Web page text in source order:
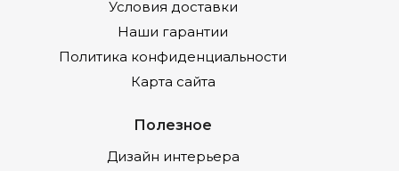
Условия доставки
Наши гарантии
Политика конфиденциальности
Карта сайта
Полезное
Дизайн интерьера